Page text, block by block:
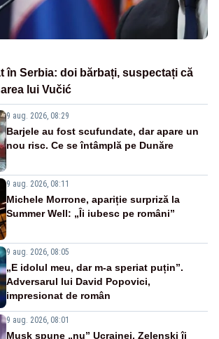
în Serbia: doi bărbați, suspectați că
lui Vučić
9 aug. 2026, 08:29
Barjele au fost scufundate, dar apare un
nou risc. Ce se întâmplă pe Dunăre
9 aug. 2026, 08:11
Michele Morrone, apariție surpriză la
Summer Well: „Îi iubesc pe români”
9 aug. 2026, 08:05
„E idolul meu, dar m-a speriat puțin”.
Adversarul lui David Popovici,
impresionat de român
9 aug. 2026, 08:01
Musk spune „nu” Ucrainei. Zelenski îi